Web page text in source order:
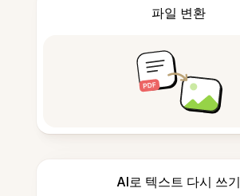
파일 변환
AI로 텍스트 다시 쓰기